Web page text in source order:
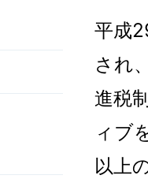
平成
され
進税
ィブ
以上